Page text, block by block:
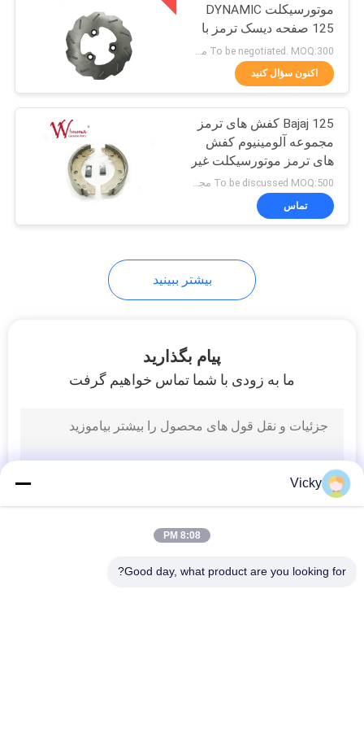
قطعات لوازم جانبی
موتور سیکلت
24
محصولات داغ بیشتر
26
موتورسیکلت DYNAMIC
125 صفحه دیسک ترمز با
قیمت رقابتی
اکنون سؤال کنید
Bajaj 125 کفش های ترمز
مجموعه آلومینیوم کفش
های ترمز موتورسیکلت غیر
آزبست ISO9001
To be discussed MOQ:500 مجموعه
تماس
بیشتر ببینید
پیام بگذارید
ما به زودی با شما تماس خواهیم گرفت
Vicky
8:08 PM
Good day, what product are you looking for?